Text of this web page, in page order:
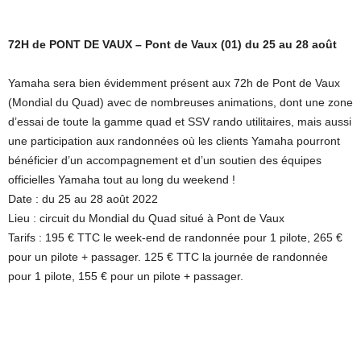
72H de PONT DE VAUX – Pont de Vaux (01) du 25 au 28 août
Yamaha sera bien évidemment présent aux 72h de Pont de Vaux
(Mondial du Quad) avec de nombreuses animations, dont une zone
d’essai de toute la gamme quad et SSV rando utilitaires, mais aussi
une participation aux randonnées où les clients Yamaha pourront
bénéficier d’un accompagnement et d’un soutien des équipes
officielles Yamaha tout au long du weekend !
Date : du 25 au 28 août 2022
Lieu : circuit du Mondial du Quad situé à Pont de Vaux
Tarifs : 195 € TTC le week-end de randonnée pour 1 pilote, 265 €
pour un pilote + passager. 125 € TTC la journée de randonnée
pour 1 pilote, 155 € pour un pilote + passager.